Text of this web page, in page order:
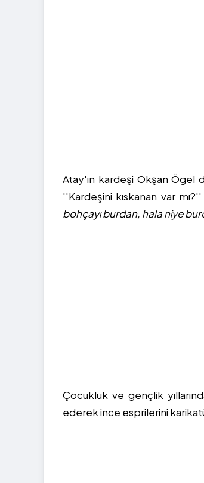
Atay'ın kardeşi Okşan Ögel
''Kardeşini kıskanan var
bohçayı burdan, hala niye
Çocukluk ve gençlik
ederek ince esprilerini